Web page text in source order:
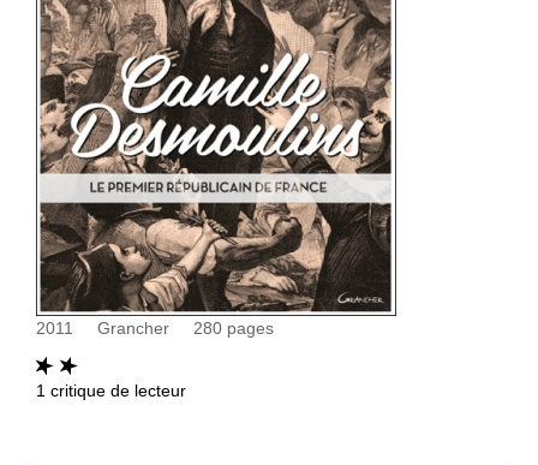
2011 Grancher 280 pages
1 critique de lecteur